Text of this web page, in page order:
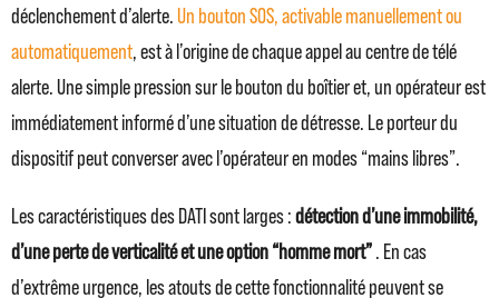
déclenchement d’alerte. Un bouton SOS, activable manuellement ou
automatiquement, est à l’origine de chaque appel au centre de télé
alerte. Une simple pression sur le bouton du boîtier et, un opérateur est
immédiatement informé d’une situation de détresse. Le porteur du
dispositif peut converser avec l’opérateur en modes “mains libres”.
Les caractéristiques des DATI sont larges : détection d’une immobilité,
d’une perte de verticalité et une option “homme mort” . En cas
d’extrême urgence, les atouts de cette fonctionnalité peuvent se